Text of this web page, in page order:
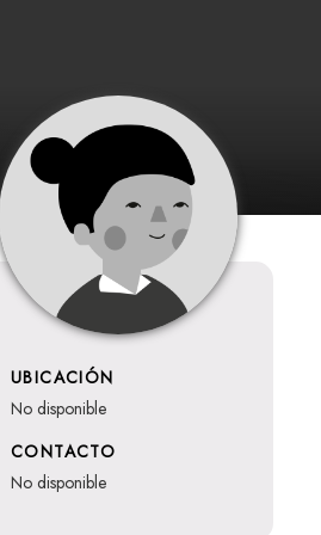
UBICACIÓN
no disponible
CONTACTO
no disponible